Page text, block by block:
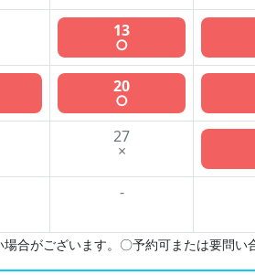
13
○
20
○
27
×
-
合がございます。〇予約可または要問い